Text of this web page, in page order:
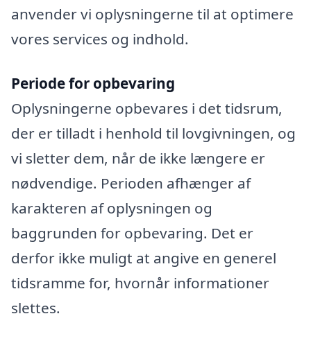
anvender vi oplysningerne til at optimere
vores services og indhold.
Periode for opbevaring
Oplysningerne opbevares i det tidsrum,
der er tilladt i henhold til lovgivningen, og
vi sletter dem, når de ikke længere er
nødvendige. Perioden afhænger af
karakteren af oplysningen og
baggrunden for opbevaring. Det er
derfor ikke muligt at angive en generel
tidsramme for, hvornår informationer
slettes.